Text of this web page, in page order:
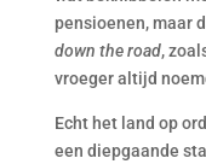
pensioenen, maar
down the road,
vroeger altijd
Echt het land op
een diepgaande